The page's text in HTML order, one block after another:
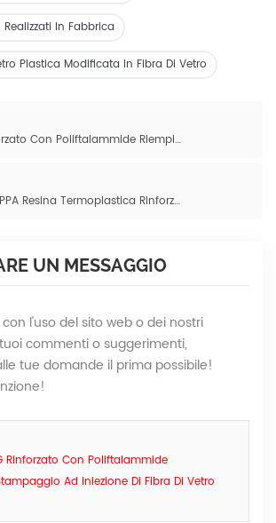
In Fabbrica
Plastica Modificata In Fibra Di Vetro
Xiamen LFT-G Rinforzato Con Poliftalammide Riempiendo Stampaggio Ad Iniezione Di Fibra Di Vetro Lunga
LFT Poliftalammide PPA Resina Termoplastica Rinforzata Con Fibra Di Vetro Lunga
UN MESSAGGIO
l'uso del sito web o dei nostri
commenti o suggerimenti,
tue domande il prima possibile!
Rinforzato Con Poliftalammide
Ad Iniezione Di Fibra Di Vetro